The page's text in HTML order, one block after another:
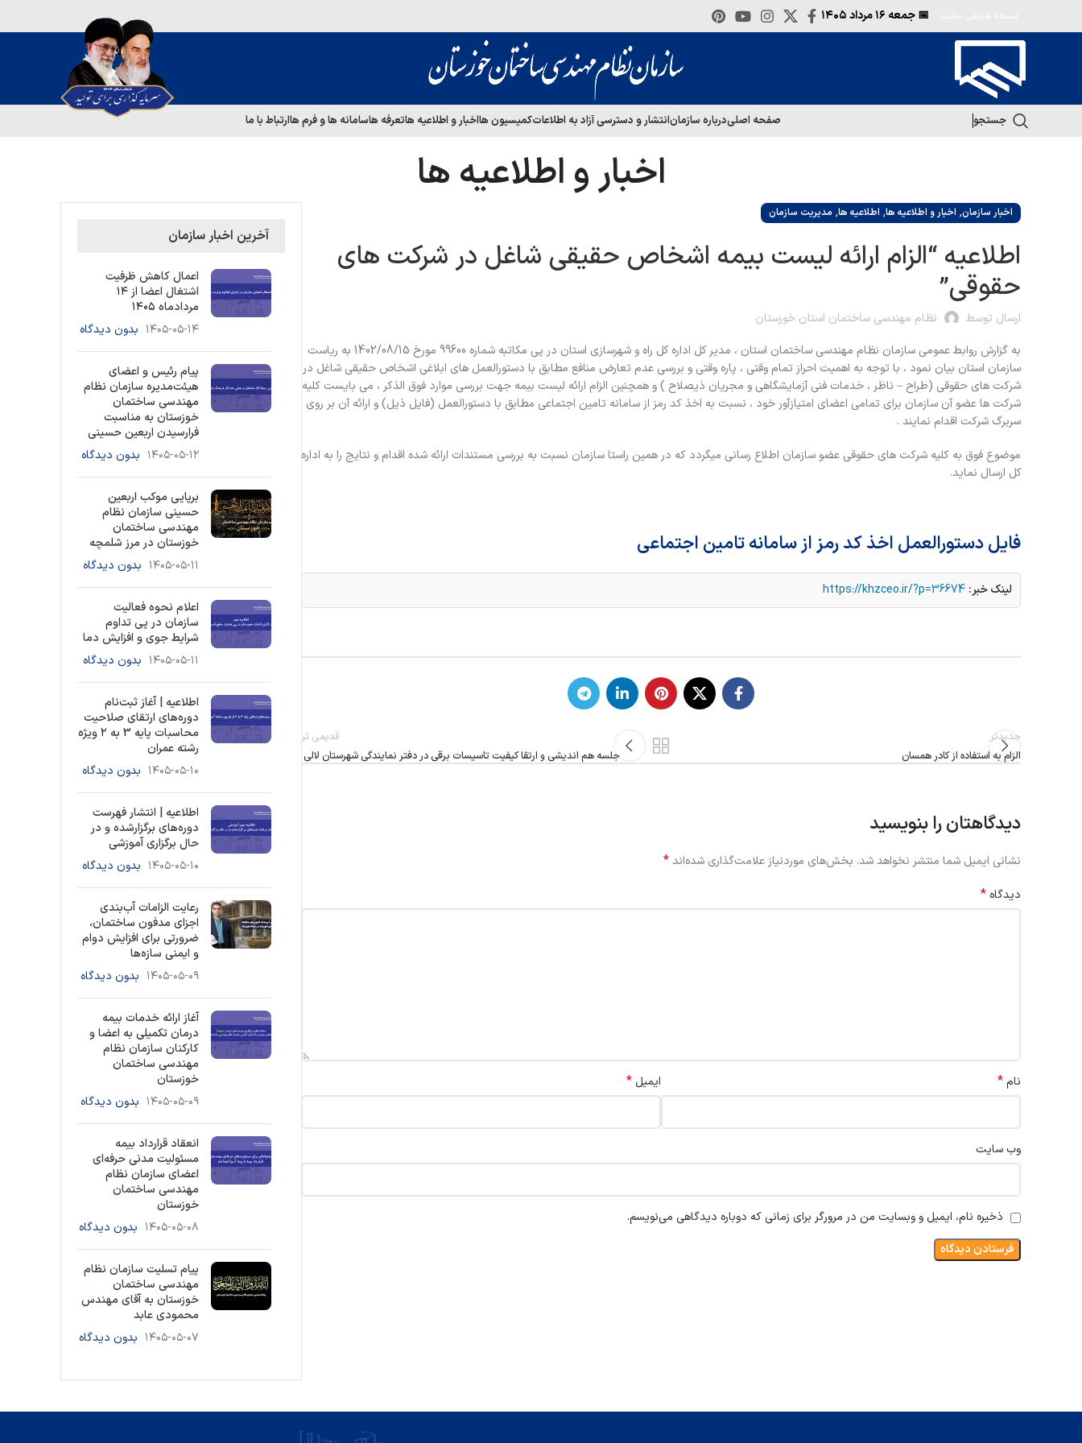
📅 جمعه
جستجو صفحه اصلیدرباره سازمانانتشار و دسترسی آزاد به اطلاعاتکمیسیون هااخبار و اطلاعیه هاتعرفه هاسامانه ها و فرم هاارتباط با ما
اخبار و اطلاعیه ها
اخبار سازمان, اخبار و اطلاعیه ها, اطلاعیه ها, مدیریت سازمان
اطلاعیه “الزام ارائه لیست بیمه اشخاص حقیقی شاغل در شرکت های
حقوقی”
ارسال توسط
نظام مهندسی ساختمان استان خوزستان
به گزارش روابط عمومی سازمان نظام مهندسی ساختمان استان ، مدیر کل اداره کل راه و شهرسازی استان در پی مکاتبه شماره 99600 مورخ 1402/08/15 به ریاست
سازمان استان بیان نمود ، با توجه به اهمیت احراز تمام وقتی ، پاره وقتی و بررسی عدم تعارض منافع مطابق با دستورالعمل های ابلاغی اشخاص حقیقی شاغل در
شرکت های حقوقی (طراح – ناظر ، خدمات فنی آزمایشگاهی و مجریان ذیصلاح ) و همچنین الزام ارائه لیست بیمه جهت بررسی موارد فوق الذکر ، می بایست کلیه
شرکت ها عضو آن سازمان برای تمامی اعضای امتیازآور خود ، نسبت به اخذ کد رمز از سامانه تامین اجتماعی مطابق با دستورالعمل (فایل ذیل) و ارائه آن بر روی
سربرگ شرکت اقدام نمایند .
موضوع فوق به کلیه شرکت های حقوقی عضو سازمان اطلاع رسانی میگردد که در همین راستا سازمان نسبت به بررسی مستندات ارائه شده اقدام و نتایج را به اداره
کل ارسال نماید.
فایل دستورالعمل اخذ کد رمز از سامانه تامین اجتماعی
لینک خبر: https://khzceo.ir/?p=36674
جدیدتر
الزام به استفاده از کادر همسان
قدیمی تر
جلسه هم اندیشی و ارتقا کیفیت تاسیسات برقی در دفتر نمایندگی شهرستان لالی
دیدگاهتان را بنویسید
نشانی ایمیل شما منتشر نخواهد شد. بخش‌های موردنیاز علامت‌گذاری شده‌اند*
دیدگاه *
نام* ایمیل *
وب‌ سایت
ذخیره نام، ایمیل و وبسایت من در مرورگر برای زمانی که دوباره دیدگاهی می‌نویسم.
آخرین اخبار سازمان
اعمال کاهش ظرفیت
اشتغال اعضا از ۱۴
مردادماه ۱۴۰۵
۱۴۰۵-۰۵-۱۴ بدون دیدگاه
پیام رئیس و اعضای
هیئت‌مدیره سازمان نظام
مهندسی ساختمان
خوزستان به مناسبت
فرارسیدن اربعین حسینی
۱۴۰۵-۰۵-۱۲ بدون دیدگاه
برپایی موکب اربعین
حسینی سازمان نظام
مهندسی ساختمان
خوزستان در مرز شلمچه
۱۴۰۵-۰۵-۱۱ بدون دیدگاه
اعلام نحوه فعالیت
سازمان در پی تداوم
شرایط جوی و افزایش دما
۱۴۰۵-۰۵-۱۱ بدون دیدگاه
اطلاعیه | آغاز ثبت‌نام
دوره‌های ارتقای صلاحیت
محاسبات پایه 3 به ۲ ویژه
رشته عمران
۱۴۰۵-۰۵-۱۰ بدون دیدگاه
اطلاعیه | انتشار فهرست
دوره‌های برگزارشده و در
حال برگزاری آموزشی
۱۴۰۵-۰۵-۱۰ بدون دیدگاه
رعایت الزامات آب‌بندی
اجزای مدفون ساختمان،
ضرورتی برای افزایش دوام
و ایمنی سازه‌ها
۱۴۰۵-۰۵-۰۹ بدون دیدگاه
آغاز ارائه خدمات بیمه
درمان تکمیلی به اعضا و
کارکنان سازمان نظام
مهندسی ساختمان
خوزستان
۱۴۰۵-۰۵-۰۹ بدون دیدگاه
انعقاد قرارداد بیمه
مسئولیت مدنی حرفه‌ای
اعضای سازمان نظام
مهندسی ساختمان
خوزستان
۱۴۰۵-۰۵-۰۸ بدون دیدگاه
پیام تسلیت سازمان نظام
مهندسی ساختمان
خوزستان به آقای مهندس
محمودی عابد
۱۴۰۵-۰۵-۰۷ بدون دیدگاه